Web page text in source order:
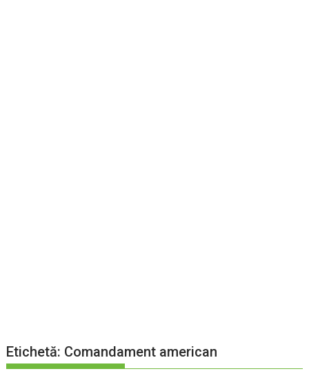
Etichetă: Comandament american